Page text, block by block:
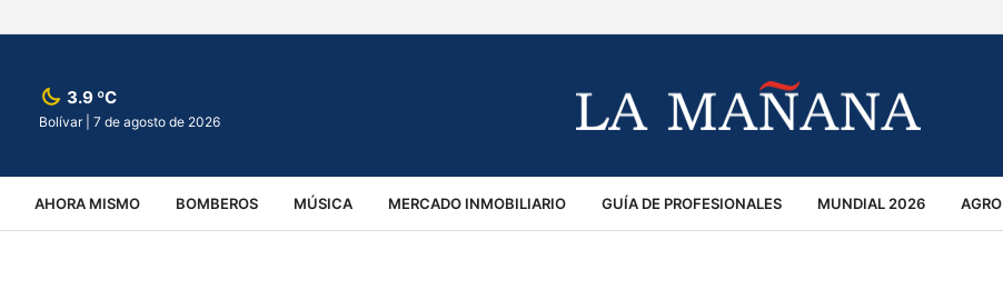
3.9 ºC
Bolívar | 7 de agosto de 2026
AHORA MISMO BOMBEROS MÚSICA MERCADO INMOBILIARIO GUÍA DE PROFESIONALES MUNDIAL 2026 AGRO